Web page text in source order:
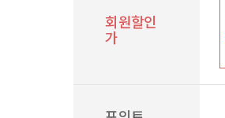
회원할인
가